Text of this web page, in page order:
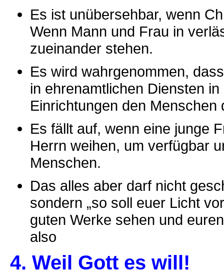
Es ist unübersehbar, wenn
Wenn Mann und Frau in
zueinander stehen.
Es wird wahrgenommen,
in ehrenamtlichen Diensten
Einrichtungen den Menschen
Es fällt auf, wenn eine junge
Herrn weihen, um verfügbar
Menschen.
Das alles aber darf nicht
sondern „so soll euer Licht
guten Werke sehen und
also
4. Weil Gott es will!